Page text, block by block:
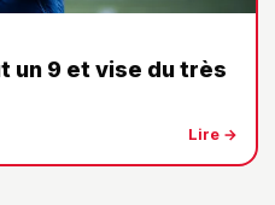
un 9 et vise du très
Lire →